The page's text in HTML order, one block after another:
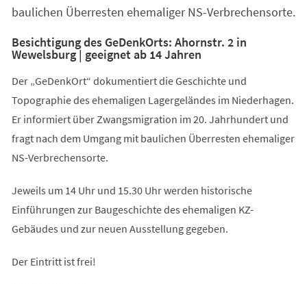
baulichen Überresten ehemaliger NS-Verbrechensorte.
Besichtigung des GeDenkOrts: Ahornstr. 2 in
Wewelsburg | geeignet ab 14 Jahren
Der „GeDenkOrt“ dokumentiert die Geschichte und
Topographie des ehemaligen Lagergeländes im Niederhagen.
Er informiert über Zwangsmigration im 20. Jahrhundert und
fragt nach dem Umgang mit baulichen Überresten ehemaliger
NS-Verbrechensorte.
Jeweils um 14 Uhr und 15.30 Uhr werden historische
Einführungen zur Baugeschichte des ehemaligen KZ-
Gebäudes und zur neuen Ausstellung gegeben.
Der Eintritt ist frei!